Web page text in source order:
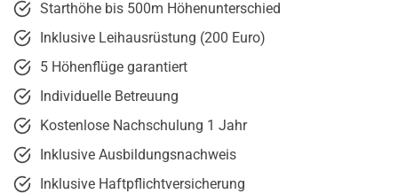
Starthöhe bis 500m Höhenunterschied
Inklusive Leihausrüstung (200 Euro)
5 Höhenflüge garantiert
Individuelle Betreuung
Kostenlose Nachschulung 1 Jahr
Inklusive Ausbildungsnachweis
Inklusive Haftpflicht­versicherung